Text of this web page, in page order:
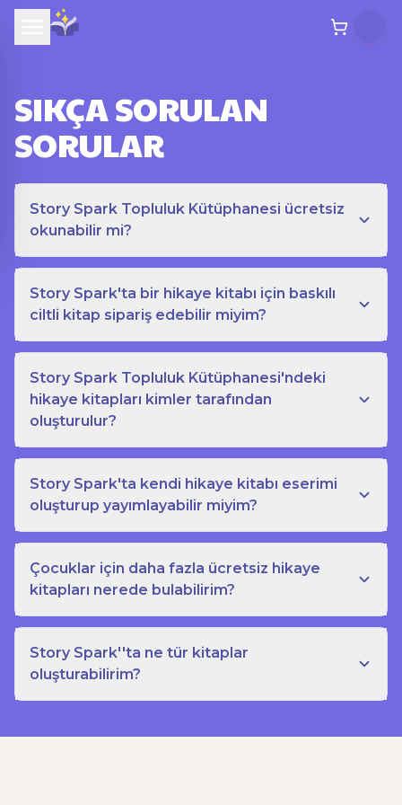
SIKÇA SORULAN
SORULAR
Story Spark Topluluk Kütüphanesi ücretsiz
okunabilir mi?
Story Spark'ta bir hikaye kitabı için baskılı
ciltli kitap sipariş edebilir miyim?
Story Spark Topluluk Kütüphanesi'ndeki
hikaye kitapları kimler tarafından
oluşturulur?
Story Spark'ta kendi hikaye kitabı eserimi
oluşturup yayımlayabilir miyim?
Çocuklar için daha fazla ücretsiz hikaye
kitapları nerede bulabilirim?
Story Spark''ta ne tür kitaplar
oluşturabilirim?